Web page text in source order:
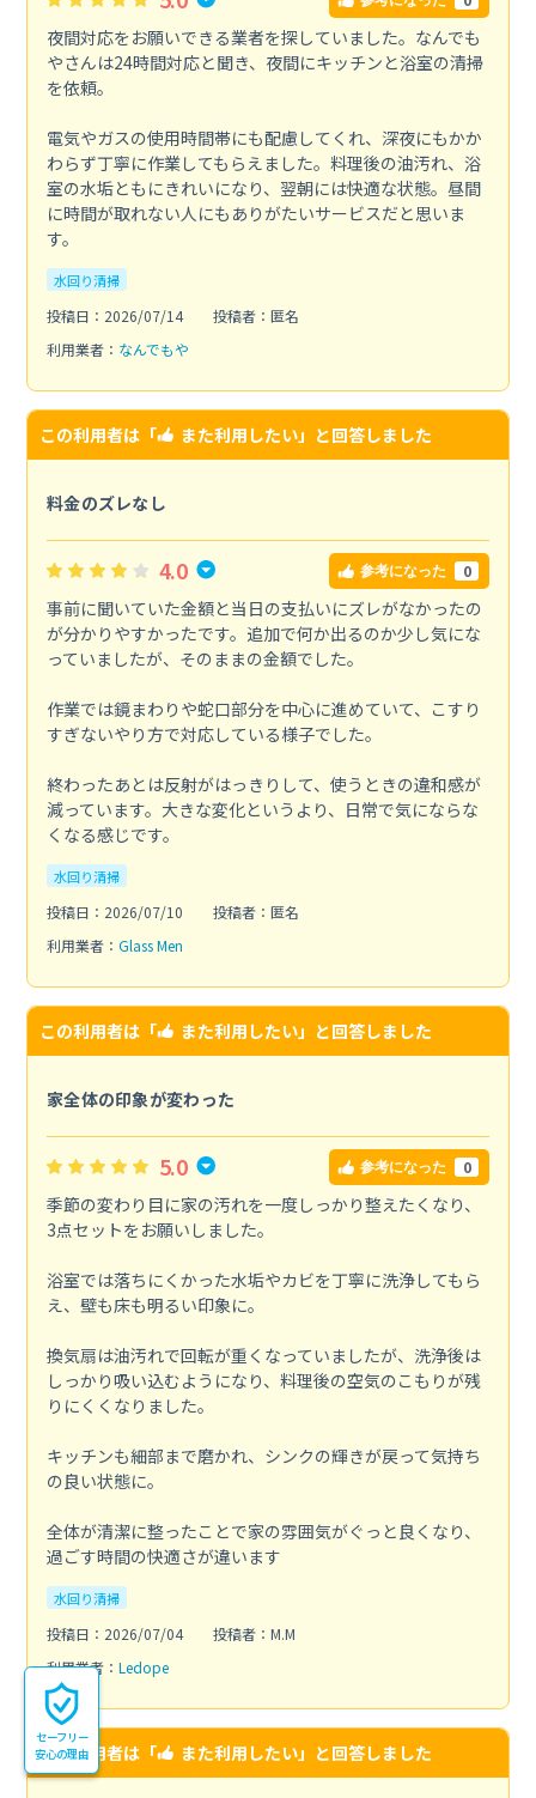
夜間対応をお願いできる業者を探していました。なんでも
やさんは24時間対応と聞き、夜間にキッチンと浴室の清掃
を依頼。
電気やガスの使用時間帯にも配慮してくれ、深夜にもかか
わらず丁寧に作業してもらえました。料理後の油汚れ、浴
室の水垢ともにきれいになり、翌朝には快適な状態。昼間
に時間が取れない人にもありがたいサービスだと思いま
す。
水回り清掃
投稿日：2026/07/14
投稿者：匿名
利用業者： なんでもや
この利用者は「 また利用したい」と回答しました
料金のズレなし
4.0 参考になった 0
事前に聞いていた金額と当日の支払いにズレがなかったの
が分かりやすかったです。追加で何か出るのか少し気にな
っていましたが、そのままの金額でした。
作業では鏡まわりや蛇口部分を中心に進めていて、こすり
すぎないやり方で対応している様子でした。
終わったあとは反射がはっきりして、使うときの違和感が
減っています。大きな変化というより、日常で気にならな
くなる感じです。
水回り清掃
投稿日：2026/07/10
投稿者：匿名
利用業者： Glass Men
この利用者は「 また利用したい」と回答しました
家全体の印象が変わった
5.0 参考になった 0
季節の変わり目に家の汚れを一度しっかり整えたくなり、
3点セットをお願いしました。
浴室では落ちにくかった水垢やカビを丁寧に洗浄してもら
え、壁も床も明るい印象に。
換気扇は油汚れで回転が重くなっていましたが、洗浄後は
しっかり吸い込むようになり、料理後の空気のこもりが残
りにくくなりました。
キッチンも細部まで磨かれ、シンクの輝きが戻って気持ち
の良い状態に。
全体が清潔に整ったことで家の雰囲気がぐっと良くなり、
過ごす時間の快適さが違います
水回り清掃
投稿日：2026/07/04
投稿者：M.M
利用業者： Ledope
この利用者は「 また利用したい」と回答しました
セーフリー
安心の理由